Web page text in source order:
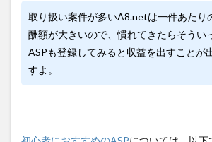
取り扱い案件が多いA8.netは一件あたり
酬額が大きいので、慣れてきたらそうい
ASPも登録してみると収益を出すことが
すよ。